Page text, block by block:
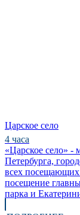
Царское село
4 часа
«Царское село» -
Петербурга,
всех посещающих
посещение
парка и